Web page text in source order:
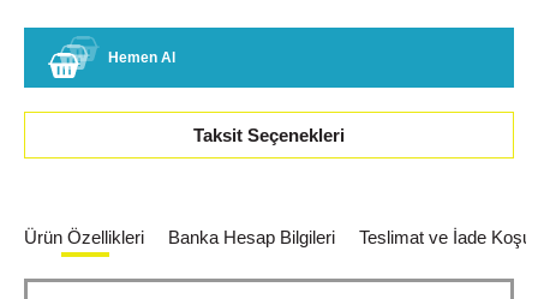
Hemen Al
Taksit Seçenekleri
Ürün Özellikleri Banka Hesap Bilgileri Teslimat ve İade